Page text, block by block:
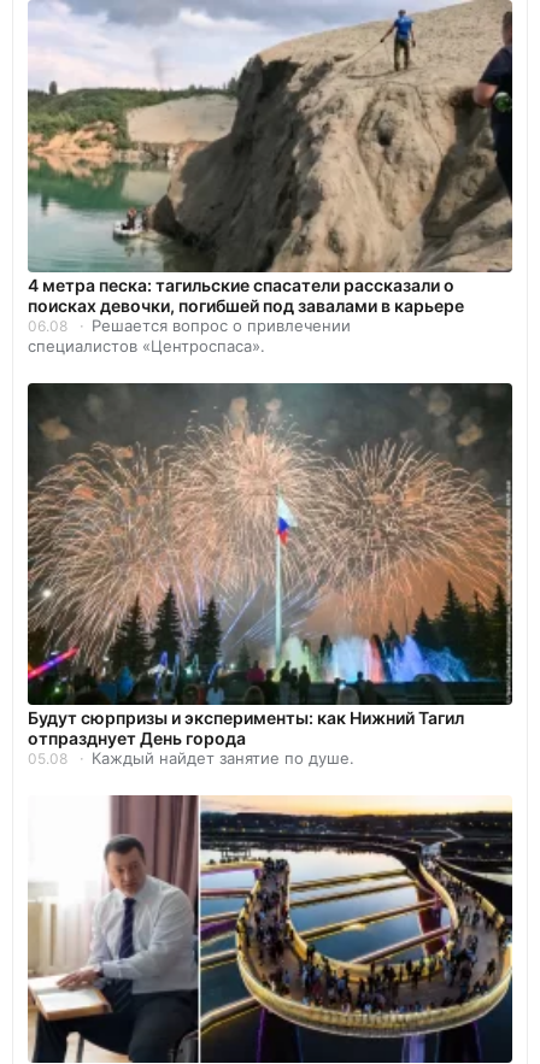
4 метра песка: тагильские спасатели рассказали о
поисках девочки, погибшей под завалами в карьере
06.08
Решается вопрос о привлечении
специалистов «Центроспаса».
Будут сюрпризы и эксперименты: как Нижний Тагил
отпразднует День города
05.08 Каждый найдет занятие по душе.